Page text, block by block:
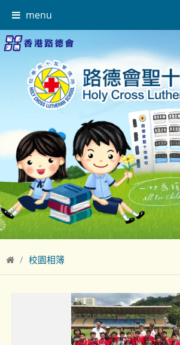
menu
校園相簿